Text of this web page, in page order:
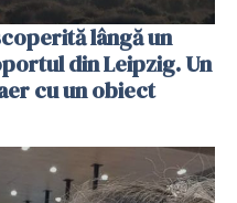
lângă un
din Leipzig. Un
cu un obiect